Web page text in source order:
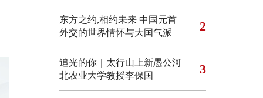
东方之约,相约未来 中国元首
外交的世界情怀与大国气派
2
追光的你｜太行山上新愚公河
北农业大学教授李保国
3